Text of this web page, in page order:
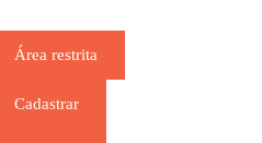
Área restrita
Cadastrar